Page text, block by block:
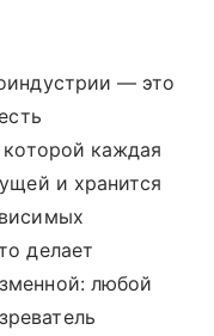
— это
которой каждая
и хранится
делает
любой